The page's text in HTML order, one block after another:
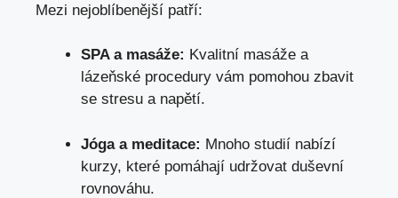
Mezi nejoblíbenější patří:
SPA a masáže: Kvalitní masáže a
lázeňské procedury vám pomohou zbavit
se stresu a napětí.
Jóga a meditace: Mnoho studií nabízí
kurzy, které pomáhají udržovat duševní
rovnováhu.